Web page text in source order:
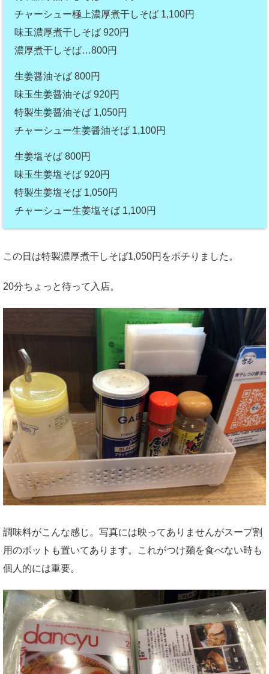
チャーシュー極上濃厚煮干しそば 1,100円
味玉濃厚煮干しそば 920円
濃厚煮干しそば…800円
生姜醤油そば 800円
味玉生姜醤油そば 920円
特製生姜醤油そば 1,050円
チャーシュー生姜醤油そば 1,100円
生姜塩そば 800円
味玉生姜塩そば 920円
特製生姜塩そば 1,050円
チャーシュー生姜塩そば 1,100円
この日は特製濃厚煮干しそば1,050円をポチりました。
20分ちょっと待って入店。
調味料がこんな感じ。写真には映ってありませんがスープ割
用のポットも置いてあります。これがつけ麺を食べない時も
個人的には重要。